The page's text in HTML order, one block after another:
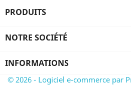
PRODUITS
NOTRE SOCIÉTÉ
INFORMATIONS
© 2026 - Logiciel e-commerce par